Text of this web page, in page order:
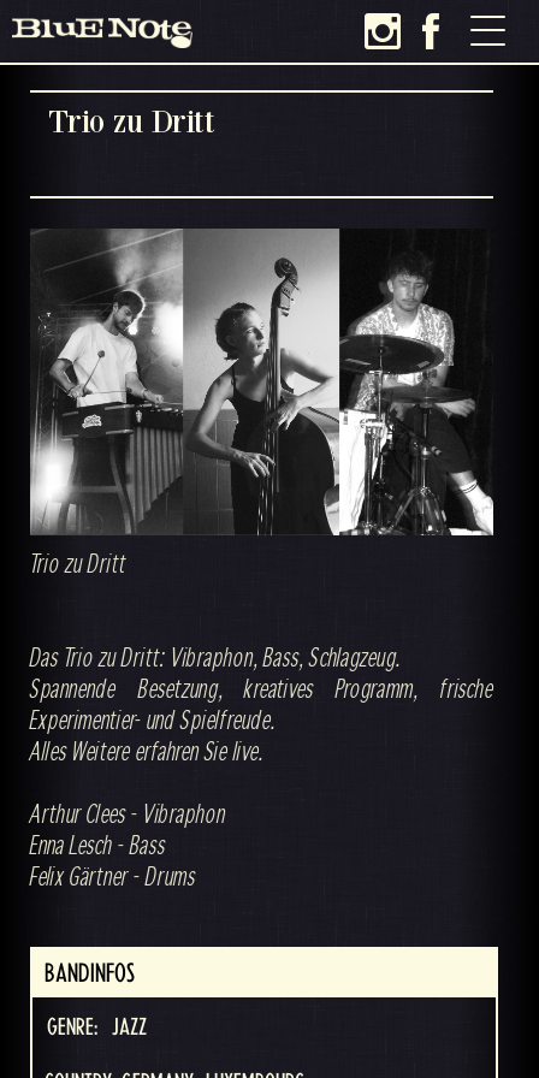
Trio zu Dritt
Trio zu Dritt
Das Trio zu Dritt: Vibraphon, Bass, Schlagzeug.
Spannende Besetzung, kreatives Programm, frische
Experimentier- und Spielfreude.
Alles Weitere erfahren Sie live.
Arthur Clees - Vibraphon
Enna Lesch - Bass
Felix Gärtner - Drums
BANDINFOS
GENRE: JAZZ